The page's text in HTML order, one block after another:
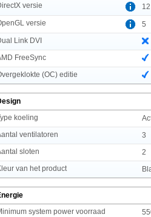
versie
12
versie
5
Link DVI
FreeSync
(OC) editie
koeling
ventilatoren
3
sloten
2
van het product
system power voorraad